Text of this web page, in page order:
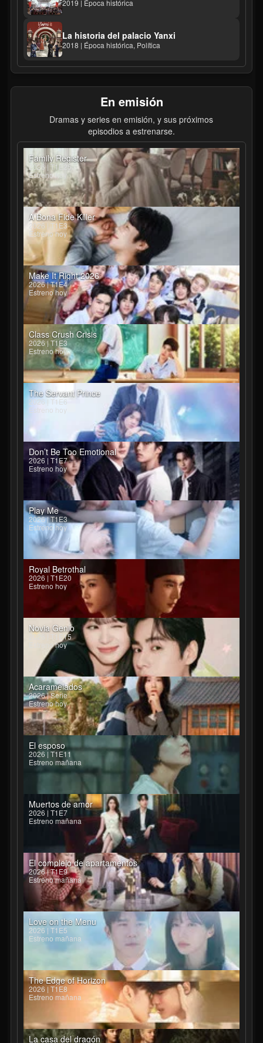
2019 | Época histórica
La historia del palacio Yanxi
2018 | Época histórica, Política
En emisión
Dramas y series en emisión, y sus próximos
episodios a estrenarse.
Family Register
2026 | T1E25
Estreno hoy
A Bona Fide Killer
2026 | T1E3
Estreno hoy
Make It Right 2026
2026 | T1E4
Estreno hoy
Class Crush Crisis
2026 | T1E3
Estreno hoy
The Servant Prince
2026 | T1E6
Estreno hoy
Don’t Be Too Emotional
2026 | T1E7
Estreno hoy
Play Me
2026 | T1E3
Estreno hoy
Royal Betrothal
2026 | T1E20
Estreno hoy
Novia Genio
2026 | T1E15
Estreno hoy
Acaramelados
2026 | Serie
Estreno hoy
El esposo
2026 | T1E11
Estreno mañana
Muertos de amor
2026 | T1E7
Estreno mañana
El complejo de apartamentos
2026 | T1E9
Estreno mañana
Love on the Menu
2026 | T1E5
Estreno mañana
The Edge of Horizon
2026 | T1E8
Estreno mañana
La casa del dragón